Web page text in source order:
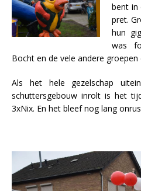
bent in
pret.
hun
was
Bocht en de vele andere groepen
Als het hele gezelschap
schuttersgebouw inrolt is het
3xNix. En het bleef nog lang